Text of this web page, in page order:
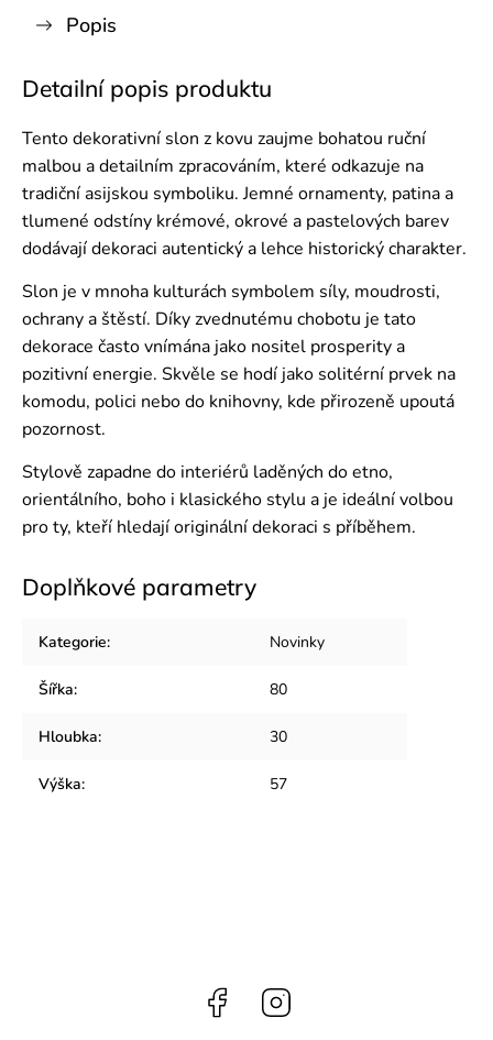
Popis
Detailní popis produktu
Tento dekorativní slon z kovu zaujme bohatou ruční
malbou a detailním zpracováním, které odkazuje na
tradiční asijskou symboliku. Jemné ornamenty, patina a
tlumené odstíny krémové, okrové a pastelových barev
dodávají dekoraci autentický a lehce historický charakter.
Slon je v mnoha kulturách symbolem síly, moudrosti,
ochrany a štěstí. Díky zvednutému chobotu je tato
dekorace často vnímána jako nositel prosperity a
pozitivní energie. Skvěle se hodí jako solitérní prvek na
komodu, polici nebo do knihovny, kde přirozeně upoutá
pozornost.
Stylově zapadne do interiérů laděných do etno,
orientálního, boho i klasického stylu a je ideální volbou
pro ty, kteří hledají originální dekoraci s příběhem.
Doplňkové parametry
Kategorie: Novinky
Šířka: 80
Hloubka: 30
Výška: 57
Facebook